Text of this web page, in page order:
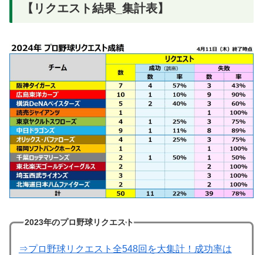
【リクエスト結果_集計表】
2023年のプロ野球リクエスト
⇒プロ野球リクエスト全548回を大集計！成功率は